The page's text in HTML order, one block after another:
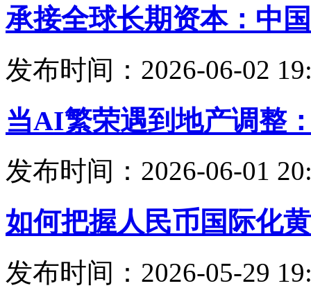
承接全球长期资本：中
发布时间：2026-06-02
当AI繁荣遇到地产调整
发布时间：2026-06-01
如何把握人民币国际化
发布时间：2026-05-29